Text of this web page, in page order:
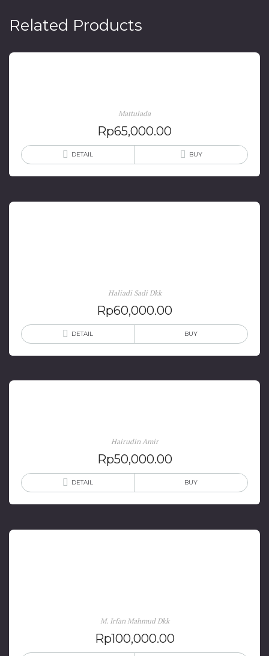
Related Products
Mattulada
Rp65,000.00
DETAIL BUY
Haliadi Sadi Dkk
Rp60,000.00
DETAIL BUY
Hairudin Amir
Rp50,000.00
DETAIL BUY
M. Irfan Mahmud Dkk
Rp100,000.00